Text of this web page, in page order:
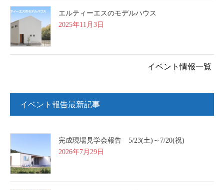
エルティーエスのモデルハウス
2025年11月3日
イベント情報一覧
イベント報告最新記事
完成現場見学会報告 5/23(土)～7/20(祝)
2026年7月29日